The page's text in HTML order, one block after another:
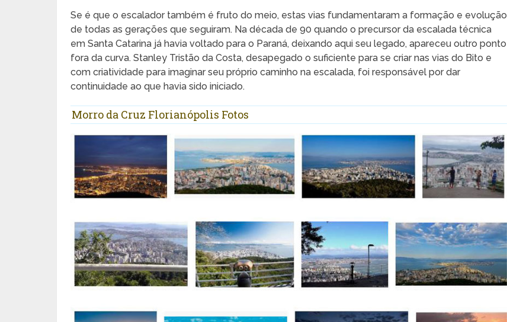
Se é que o escalador também é fruto do meio, estas vias fundamentaram a formação e evolução
de todas as gerações que seguiram. Na década de 90 quando o precursor da escalada técnica
em Santa Catarina já havia voltado para o Paraná, deixando aqui seu legado, apareceu outro ponto
fora da curva. Stanley Tristão da Costa, desapegado o suficiente para se criar nas vias do Bito e
com criatividade para imaginar seu próprio caminho na escalada, foi responsável por dar
continuidade ao que havia sido iniciado.
Morro da Cruz Florianópolis Fotos